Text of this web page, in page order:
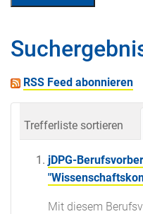
RSS Feed abonnieren
Trefferliste sortieren
jDPG-
Mit diesem